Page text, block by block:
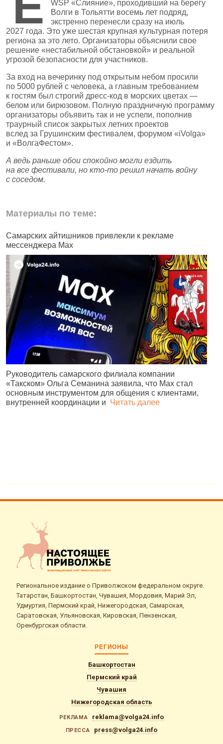
WSP «Слияние», проходивший на берегу
Волги в Тольятти восемь лет подряд,
экстренно перенесли сразу на июль
2027 года. Это уже шестая крупная культурная потеря
региона за это лето. Организаторы объяснили свое
решение «нестабильной обстановкой» и реальной
угрозой безопасности для участников.
За вход на вечеринку под открытым небом просили
по 5000 рублей с человека, а главным требованием
к гостям был строгий дресс‑код в морских цветах —
белом или бирюзовом. Полную праздничную программу
организаторы объявить так и не успели, пополнив
траурный список закрытых летних проектов
вслед за Грушинским фестивалем, форумом «iVolga»
и «ВолгаФестом».
А ведь раньше обои спокойно могли ездить
на все фестивали, но кто‑то решил начать войну
с соседом.
Материалы по теме:
Самарских айтишников привлекли к рекламе
мессенджера Max
Руководитель самарского филиала компании
«Такском» Ольга Семанина заявила, что Max стал
основным инструментом для общения с клиентами,
внутренней координации и Читать далее
Региональное издание о Приволжском федеральном округе.
Татарстан, Башкортостан, Чувашия, Мордовия, Марий Эл,
Удмуртия, Пермский край, Нижегородская, Самарская,
Саратовская, Ульяновская, Кировская, Пензенская,
Оренбургская области.
РЕГИОНЫ
Башкортостан
Пермский край
Чувашия
Нижегородская область
РЕКЛАМА reklama@volga24.info
ПРЕССА press@volga24.info